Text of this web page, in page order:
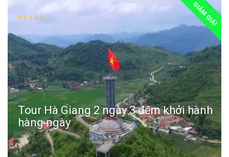
GIẢM GIÁ!
Tour Hà Giang 2 ngày 3 đêm khởi hành
hàng ngày